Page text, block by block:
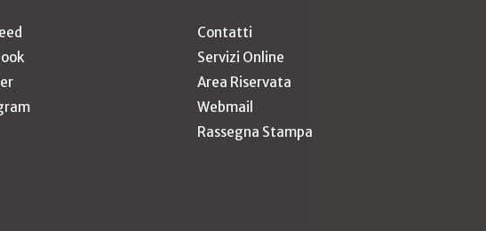
Contatti
Servizi Online
Area Riservata
Webmail
Rassegna Stampa